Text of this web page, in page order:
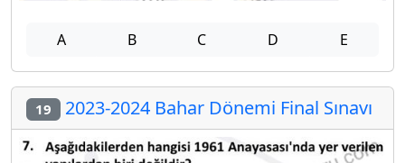
A B C D E
19 2023-2024 Bahar Dönemi Final Sınavı